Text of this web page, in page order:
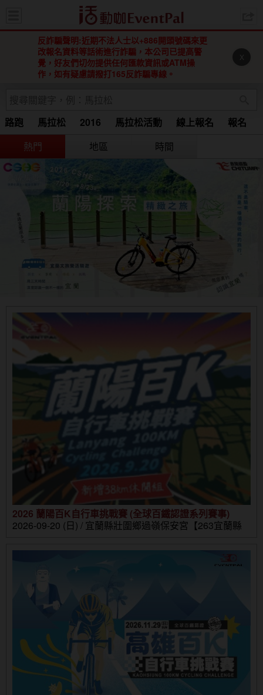
活動
反詐騙聲明:近期不法人士以+886開頭號碼來更
改報名資料等話術進行詐騙，本公司已提高警
覺，好友們切勿提供任何匯款資訊或ATM操
作，如有疑慮請撥打165反詐騙專線。
X
路跑 馬拉松 2016 馬拉松活動 線上報名
報名
Running
馬拉松 2015
熱門
地區 時間
2026 蘭陽百K自行車挑戰賽 (全球百鐵認證系列賽事)
2026-09-20 (日) / 宜蘭縣壯圍鄉過嶺保安宮【263宜蘭縣